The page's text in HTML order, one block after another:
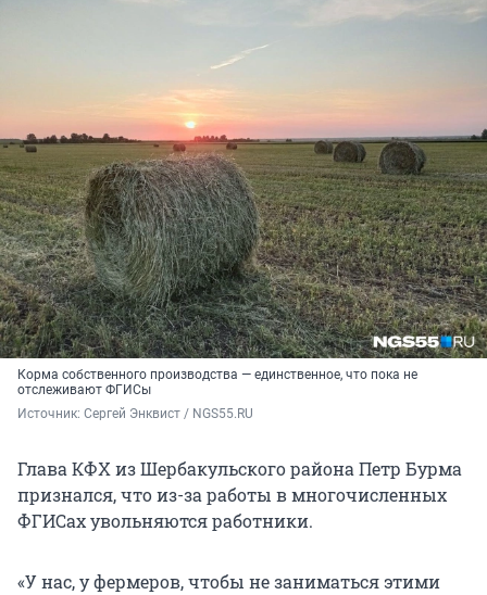
Корма собственного производства — единственное, что пока не
отслеживают ФГИСы
Источник: Сергей Энквист / NGS55.RU
Глава КФХ из Шербакульского района Петр Бурма
признался, что из-за работы в многочисленных
ФГИСах увольняются работники.
«У нас, у фермеров, чтобы не заниматься этими